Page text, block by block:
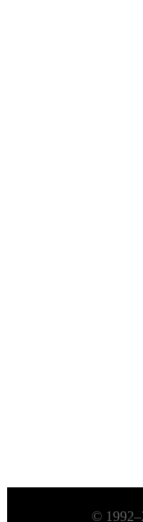
Alatunniste
©